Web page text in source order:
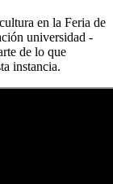
en la Feria de
universidad -
de lo que
instancia.